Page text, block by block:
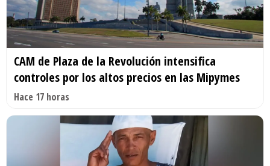
CAM de Plaza de la Revolución intensifica
controles por los altos precios en las Mipymes
Hace 17 horas